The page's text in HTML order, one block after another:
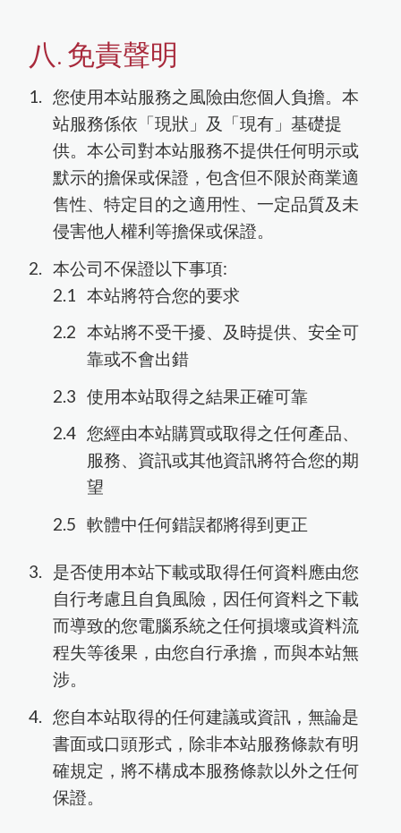
八. 免責聲明
您使用本站服務之風險由您個人負擔。本
站服務係依「現狀」及「現有」基礎提
供。本公司對本站服務不提供任何明示或
默示的擔保或保證，包含但不限於商業適
售性、特定目的之適用性、一定品質及未
侵害他人權利等擔保或保證。
本公司不保證以下事項:
本站將符合您的要求
本站將不受干擾、及時提供、安全可
靠或不會出錯
使用本站取得之結果正確可靠
您經由本站購買或取得之任何產品、
服務、資訊或其他資訊將符合您的期
望
軟體中任何錯誤都將得到更正
是否使用本站下載或取得任何資料應由您
自行考慮且自負風險，因任何資料之下載
而導致的您電腦系統之任何損壞或資料流
程失等後果，由您自行承擔，而與本站無
涉。
您自本站取得的任何建議或資訊，無論是
書面或口頭形式，除非本站服務條款有明
確規定，將不構成本服務條款以外之任何
保證。